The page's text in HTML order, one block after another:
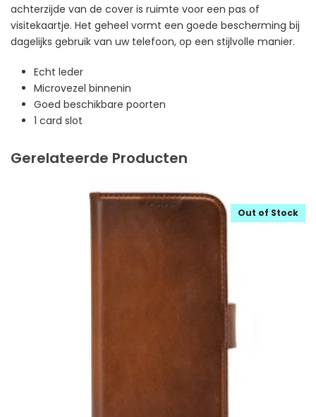
achterzijde van de cover is ruimte voor een pas of
visitekaartje. Het geheel vormt een goede bescherming bij
dagelijks gebruik van uw telefoon, op een stijlvolle manier.
Echt leder
Microvezel binnenin
Goed beschikbare poorten
1 card slot
Gerelateerde Producten
Out of Stock